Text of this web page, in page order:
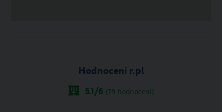
Hodnocení r.pl
5.1/6 (79 hodnocení)